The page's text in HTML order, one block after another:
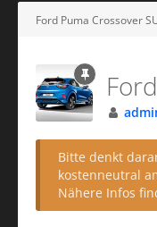
Ford Puma Crossover
Bitte denkt
kostenneutral
Nähere Infos